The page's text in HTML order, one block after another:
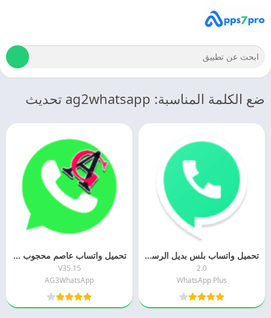
ضع الكلمة المناسبة: ag2whatsapp تحديث
تحميل واتساب بلس بديل الرسمي 2027 WhatsApp Plus اخر اصدار مجانا
2.0
WhatsApp Plus
تحميل واتساب عاصم محجوب الاخضر 2026 AG3WhatsApp اخر اصدار مجانا
V35.15
AG3WhatsApp